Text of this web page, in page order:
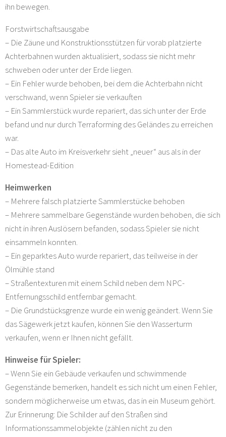
ihn bewegen.
Forstwirtschaftsausgabe
– Die Zäune und Konstruktionsstützen für vorab platzierte
Achterbahnen wurden aktualisiert, sodass sie nicht mehr
schweben oder unter der Erde liegen.
– Ein Fehler wurde behoben, bei dem die Achterbahn nicht
verschwand, wenn Spieler sie verkauften
– Ein Sammlerstück wurde repariert, das sich unter der Erde
befand und nur durch Terraforming des Geländes zu erreichen
war.
– Das alte Auto im Kreisverkehr sieht „neuer“ aus als in der
Homestead-Edition
Heimwerken
– Mehrere falsch platzierte Sammlerstücke behoben
– Mehrere sammelbare Gegenstände wurden behoben, die sich
nicht in ihren Auslösern befanden, sodass Spieler sie nicht
einsammeln konnten.
– Ein geparktes Auto wurde repariert, das teilweise in der
Ölmühle stand
– Straßentexturen mit einem Schild neben dem NPC-
Entfernungsschild entfernbar gemacht.
– Die Grundstücksgrenze wurde ein wenig geändert. Wenn Sie
das Sägewerk jetzt kaufen, können Sie den Wasserturm
verkaufen, wenn er Ihnen nicht gefällt.
Hinweise für Spieler:
– Wenn Sie ein Gebäude verkaufen und schwimmende
Gegenstände bemerken, handelt es sich nicht um einen Fehler,
sondern möglicherweise um etwas, das in ein Museum gehört.
Zur Erinnerung: Die Schilder auf den Straßen sind
Informationssammelobjekte (zählen nicht zu den